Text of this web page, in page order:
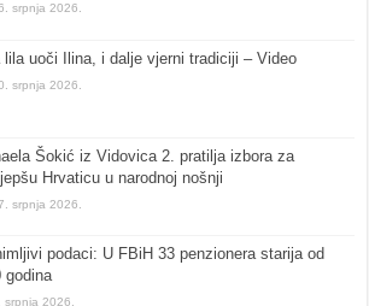
srpnja 2026.
lila uoči Ilina, i dalje vjerni tradiciji – Video
srpnja 2026.
Šokić iz Vidovica 2. pratilja izbora za
Hrvaticu u narodnoj nošnji
srpnja 2026.
podaci: U FBiH 33 penzionera starija od
godina
srpnja 2026.